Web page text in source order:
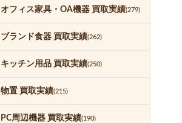
オフィス家具・OA機器 買取実績(279)
ブランド食器 買取実績(262)
キッチン用品 買取実績(250)
物置 買取実績(215)
PC周辺機器 買取実績(190)